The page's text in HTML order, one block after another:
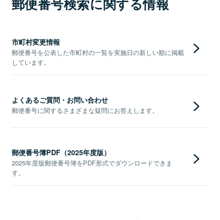
郵便番号検索に関する情報
市町村変更情報
郵便番号を公表した市町村の一覧を実施日の新しい順に掲載
しています。
よくあるご質問・お問い合わせ
郵便番号に関するさまざまな疑問にお答えします。
郵便番号簿PDF（2025年度版）
2025年度版郵便番号簿をPDF形式でダウンロードできま
す。